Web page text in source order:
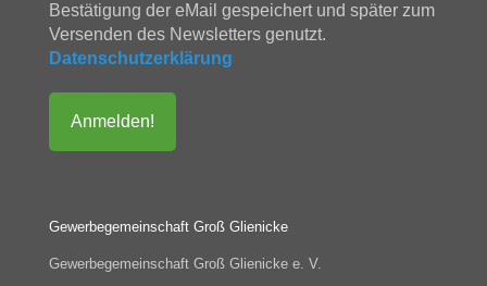
Bestätigung der eMail gespeichert und später zum
Versenden des Newsletters genutzt.
Datenschutzerklärung
Gewerbegemeinschaft Groß Glienicke
Gewerbegemeinschaft Groß Glienicke e. V.